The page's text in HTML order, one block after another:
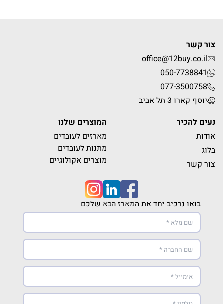
צור קשר
office@12buy.co.il
050-7738841
077-3500758
יוסף קארו 3 תל אביב
נעים להכיר
אודות
בלוג
צור קשר
המוצרים שלנו
מארזים לעובדים
מתנות לעובדים
מוצרים אקולוגיים
בואו נרכיב יחד את המארז הבא שלכם